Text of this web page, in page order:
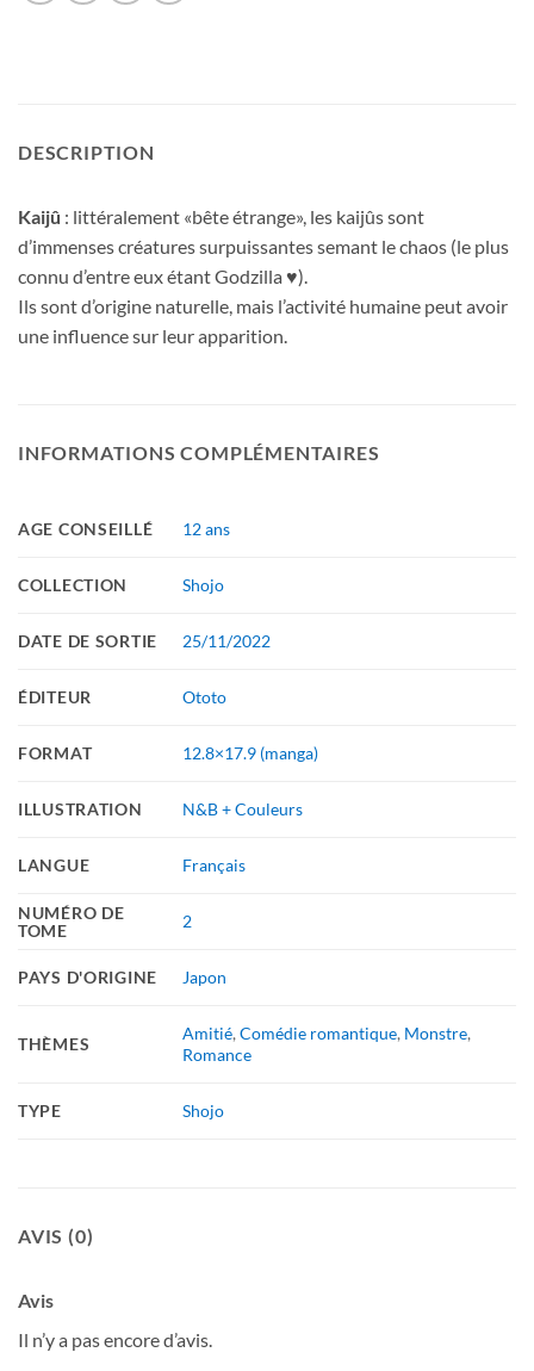
DESCRIPTION
Kaijû : littéralement «bête étrange», les kaijûs sont
d’immenses créatures surpuissantes semant le chaos (le plus
connu d’entre eux étant Godzilla ♥).
Ils sont d’origine naturelle, mais l’activité humaine peut avoir
une influence sur leur apparition.
INFORMATIONS COMPLÉMENTAIRES
AGE CONSEILLÉ 12 ans
COLLECTION Shojo
DATE DE SORTIE 25/11/2022
ÉDITEUR Ototo
FORMAT 12.8×17.9 (manga)
ILLUSTRATION N&B + Couleurs
LANGUE Français
NUMÉRO DE
TOME
2
PAYS D'ORIGINE Japon
THÈMES
Amitié,Comédie romantique, Monstre,
Romance
TYPE Shojo
AVIS (0)
Avis
Il n’y a pas encore d’avis.